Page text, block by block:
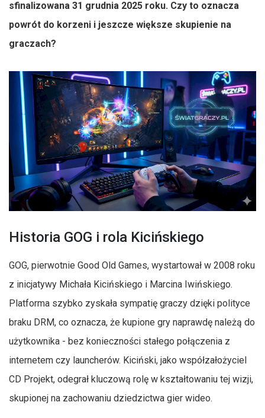
sfinalizowana 31 grudnia 2025 roku. Czy to oznacza
powrót do korzeni i jeszcze większe skupienie na
graczach?
Historia GOG i rola Kicińskiego
GOG, pierwotnie Good Old Games, wystartował w 2008 roku
z inicjatywy Michała Kicińskiego i Marcina Iwińskiego.
Platforma szybko zyskała sympatię graczy dzięki polityce
braku DRM, co oznacza, że kupione gry naprawdę należą do
użytkownika - bez konieczności stałego połączenia z
internetem czy launcherów. Kiciński, jako współzałożyciel
CD Projekt, odegrał kluczową rolę w kształtowaniu tej wizji,
skupionej na zachowaniu dziedzictwa gier wideo.